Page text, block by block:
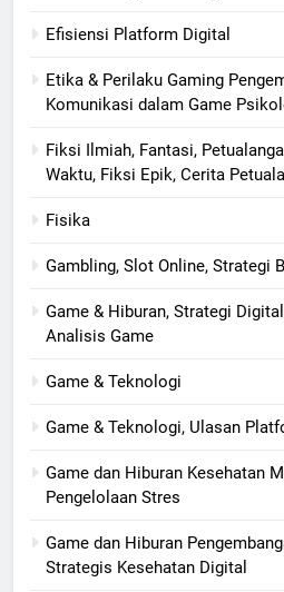
Efisiensi Platform Digital
Etika & Perilaku Gaming
Komunikasi dalam Game
Fiksi Ilmiah, Fantasi,
Waktu, Fiksi Epik, Cerita
Fisika
Gambling, Slot Online, Strategi
Game & Hiburan, Strategi
Analisis Game
Game & Teknologi
Game & Teknologi, Ulasan
Game dan Hiburan Kesehatan
Pengelolaan Stres
Game dan Hiburan
Strategis Kesehatan Digital